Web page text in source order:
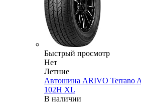
Быстрый просмотр
Нет
Летние
Автошина ARIVO Terrano
102H XL
В наличии